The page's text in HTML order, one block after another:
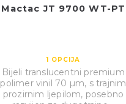
Mactac JT 9700 WT-PT
1 OPCIJA
Bijeli translucentni premium
polimer vinil 70 µm, s trajnim
prozirnim ljepilom, posebno